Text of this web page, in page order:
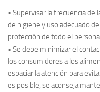
• Supervisar la frecuencia de
de higiene y uso adecuado
protección de todo el
• Se debe minimizar el
los consumidores a los
espaciar la atención para
es posible, se aconseja